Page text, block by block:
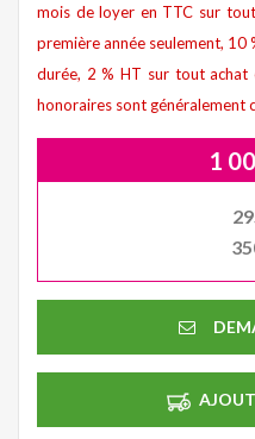
mois de loyer en TTC sur
première année seulement,
durée, 2 % HT sur tout
honoraires sont généralement
1